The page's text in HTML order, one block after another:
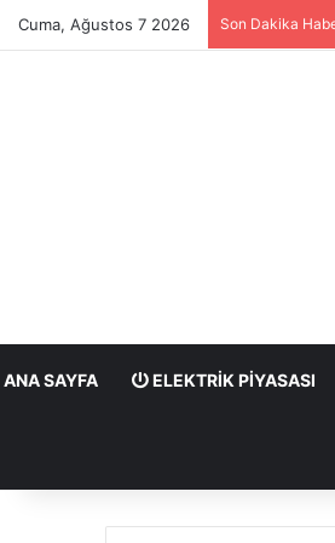
Cuma, Ağustos 7 2026 Son Dakika
ANA SAYFA ELEKTRIK PIYASASI